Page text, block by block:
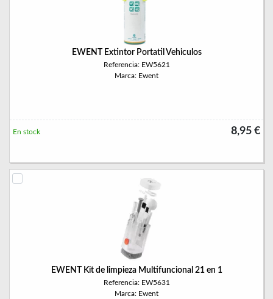
EWENT Extintor Portatil Vehiculos
Referencia: EW5621
Marca: Ewent
8,95 €
En stock
EWENT Kit de limpieza Multifuncional 21 en 1
Referencia: EW5631
Marca: Ewent